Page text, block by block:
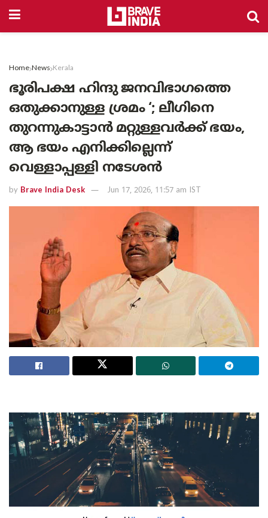
Home News Kerala
ഭൂരിപക്ഷ ഹിന്ദു ജനവിഭാഗത്തെ
ഒതുക്കാനുള്ള ശ്രമം ‘; ലീഗിനെ
തുറന്നുകാട്ടാൻ മറ്റുള്ളവർക്ക് ഭയം,
ആ ഭയം എനിക്കില്ലെന്ന്
വെള്ളാപ്പള്ളി നടേശൻ
by Brave India Desk Jun 17, 2026, 11:57 am IST